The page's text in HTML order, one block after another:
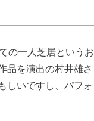
の一人芝居というお
品を演出の村井雄さ
しいですし、パフォ